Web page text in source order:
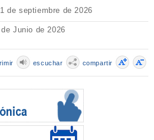
1 de septiembre de 2026
Junio de 2026
compartir
escuchar